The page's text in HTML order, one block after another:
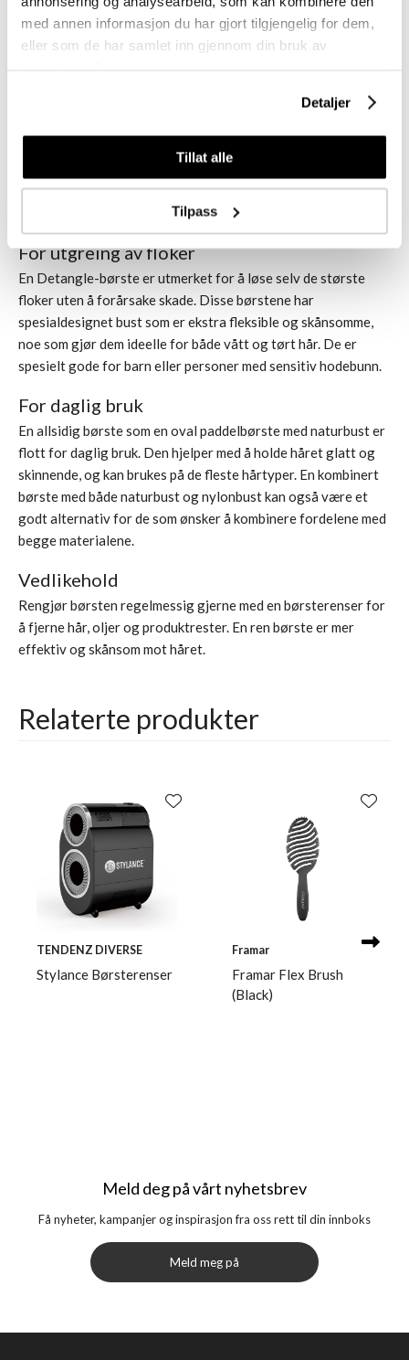
med annen informasjon du har gjort tilgjengelig for dem,
eller som de har samlet inn gjennom din bruk av
Detaljer
Tillat alle
Tilpass
For utgreing av floker
En Detangle-børsteer utmerket for å løse selv de største
floker uten å forårsake skade. Disse børstene har
spesialdesignet bust som er ekstra fleksible og skånsomme,
noe som gjør dem ideelle for både vått og tørt hår. De er
spesielt gode for barn eller personer med sensitiv hodebunn.
For daglig bruk
En allsidig børste som en oval paddelbørste med naturbust er
flott for daglig bruk. Den hjelper med å holde håret glatt og
skinnende, og kan brukes på de fleste hårtyper. En kombinert
børste med både naturbust og nylonbust kan også være et
godt alternativ for de som ønsker å kombinere fordelene med
begge materialene.
Vedlikehold
Rengjør børsten regelmessig gjerne med en børsterenser for
å fjerne hår, oljer og produktrester. En ren børste er mer
effektiv og skånsom mot håret.
Relaterte produkter
TENDENZ DIVERSE
Stylance Børsterenser
Framar
Framar Flex Brush
(Black)
Meld deg på vårt nyhetsbrev
Få nyheter, kampanjer og inspirasjon fra oss rett til din innboks
Meld meg på